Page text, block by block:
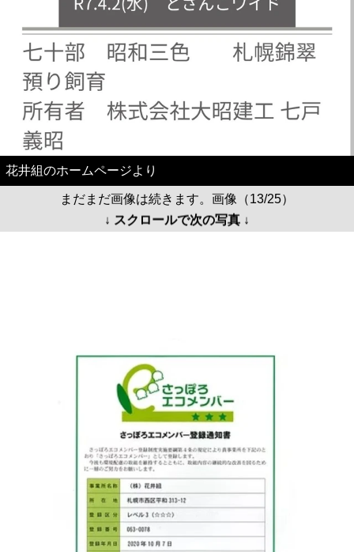
花井組のホームページより
まだまだ画像は続きます。画像（13/25）
↓ スクロールで次の写真 ↓